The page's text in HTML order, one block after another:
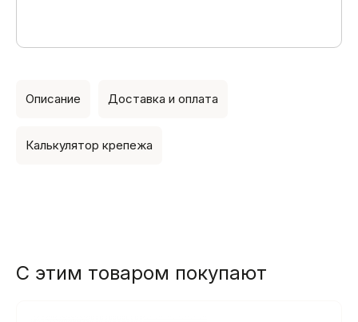
Описание Доставка и оплата
Калькулятор крепежа
С этим товаром покупают